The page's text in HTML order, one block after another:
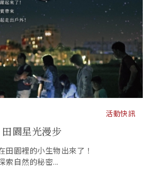
活動快訊
田園星光漫步
田園裡的小生物出來了！
索自然的秘密...